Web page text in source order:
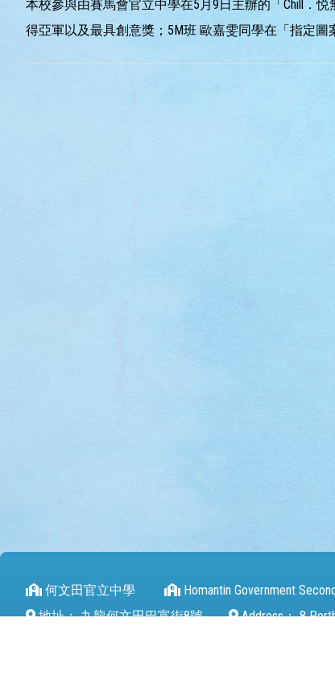
本校參與由賽馬會官立中學在5月9日主辦的「Chill．
得亞軍以及最具創意獎；5M班 歐嘉雯同學在「指定圖
何文田官立中學
Homantin Government
地址： 九龍何文田巴富街8號 Address： 8